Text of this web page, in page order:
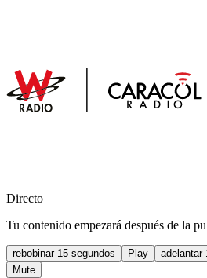
Directo
Tu contenido empezará después de la
rebobinar 15 segundos Play
adelantar
Mute